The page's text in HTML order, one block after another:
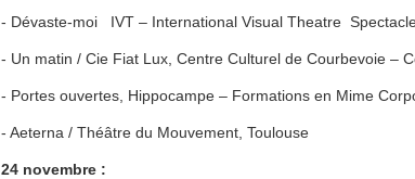
- Dévaste-moi IVT – International Visual Theatre
- Un matin / Cie Fiat Lux, Centre Culturel de Courbevoie –
- Portes ouvertes, Hippocampe – Formations en Mime
- Aeterna / Théâtre du Mouvement, Toulouse
24 novembre :